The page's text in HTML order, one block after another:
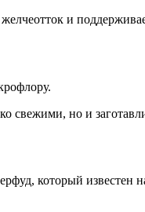
желчеотток и
свежими, но и
который известен